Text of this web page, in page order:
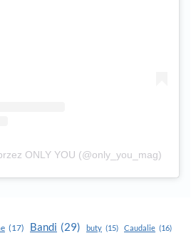
ONLY YOU (@only_you_mag)
(17) Bandi (29) buty (15) Caudalie (16)